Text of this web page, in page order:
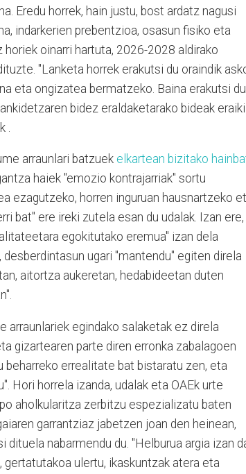
Eredu horrek, hain justu, bost ardatz nagusi
indarkerien prebentzioa, osasun fisiko eta
oinarri hartuta, 2026-2028 aldirako
"Lanketa horrek erakutsi du oraindik
eta ongizatea bermatzeko. Baina erakutsi
bidez eraldaketarako bideak eraiki
.
arraunlari batzuek elkartean bizitako
haiek "emozio kontrajarriak" sortu
ezagutzeko, horren inguruan hausnartzeko
bat" ere ireki zutela esan du udalak. Izan ere,
egokitutako eremua" izan dela
ugari "mantendu" egiten direla
aitortza aukeretan, hedabideetan duten
arraunlariek egindako salaketak ez direla
gizartearen parte diren erronka zabalagoen
beharreko errealitate bat bistaratu zen, eta
Hori horrela izanda, udalak eta OAEk urte
aholkularitza zerbitzu espezializatu baten
garrantziaz jabetzen joan den heinean,
nabarmendu du. "Helburua argia izan
gertatutakoa ulertu, ikaskuntzak atera eta